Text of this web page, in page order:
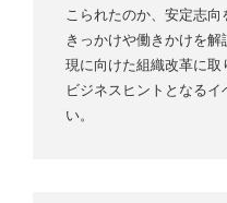
こられたのか、安定志
きっかけや働きかけを
現に向けた組織改革に
ビジネスヒントとなる
い。